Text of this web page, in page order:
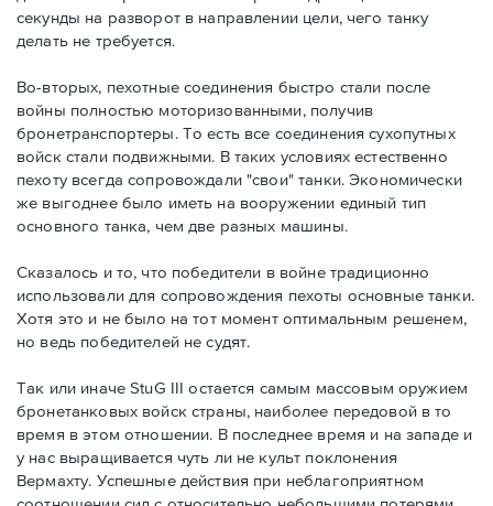
секунды на разворот в направлении цели, чего танку
делать не требуется.
Во-вторых, пехотные соединения быстро стали после
войны полностью моторизованными, получив
бронетранспортеры. То есть все соединения сухопутных
войск стали подвижными. В таких условиях естественно
пехоту всегда сопровождали "свои" танки. Экономически
же выгоднее было иметь на вооружении единый тип
основного танка, чем две разных машины.
Сказалось и то, что победители в войне традиционно
использовали для сопровождения пехоты основные танки.
Хотя это и не было на тот момент оптимальным решенем,
но ведь победителей не судят.
Так или иначе StuG III остается самым массовым оружием
бронетанковых войск страны, наиболее передовой в то
время в этом отношении. В последнее время и на западе и
у нас выращивается чуть ли не культ поклонения
Вермахту. Успешные действия при неблагоприятном